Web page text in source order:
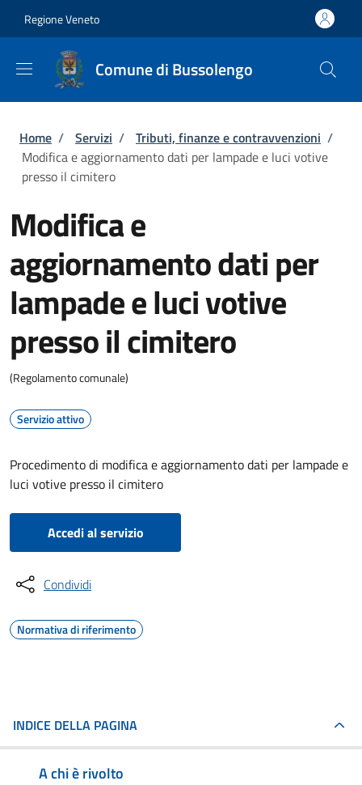
Regione Veneto
Comune di Bussolengo
Briciole di pane
Home / Servizi / Tributi, finanze e contravvenzioni /
Modifica e aggiornamento dati per lampade e luci votive
presso il cimitero
Modifica e
aggiornamento dati per
lampade e luci votive
presso il cimitero
(Regolamento comunale)
Servizio attivo
Procedimento di modifica e aggiornamento dati per lampade e
luci votive presso il cimitero
Accedi al servizio
Condividi
Normativa di riferimento
INDICE DELLA PAGINA
A chi è rivolto